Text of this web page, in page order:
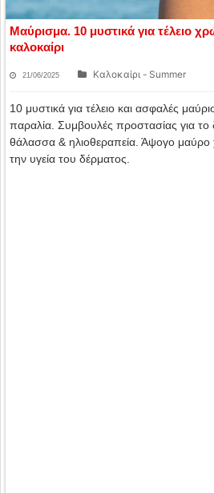
Μαύρισμα. 10 μυστικά για τέλειο
καλοκαίρι
21/06/2025 Καλοκαίρι - Summer
10 μυστικά για τέλειο και ασφαλές
παραλία. Συμβουλές προστασίας για το
θάλασσα & ηλιοθεραπεία. Άψογο μαύρο
την υγεία του δέρματος.